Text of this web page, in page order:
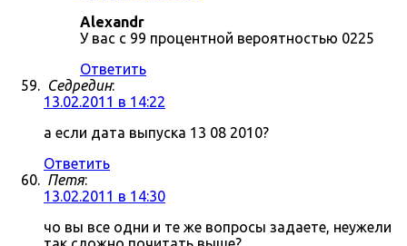
Alexandr
У вас с 99 процентной вероятностью 0225
Ответить
Седредин:
13.02.2011 в 14:22
а если дата выпуска 13 08 2010?
Ответить
Петя:
13.02.2011 в 14:30
чо вы все одни и те же вопросы задаете, неужели